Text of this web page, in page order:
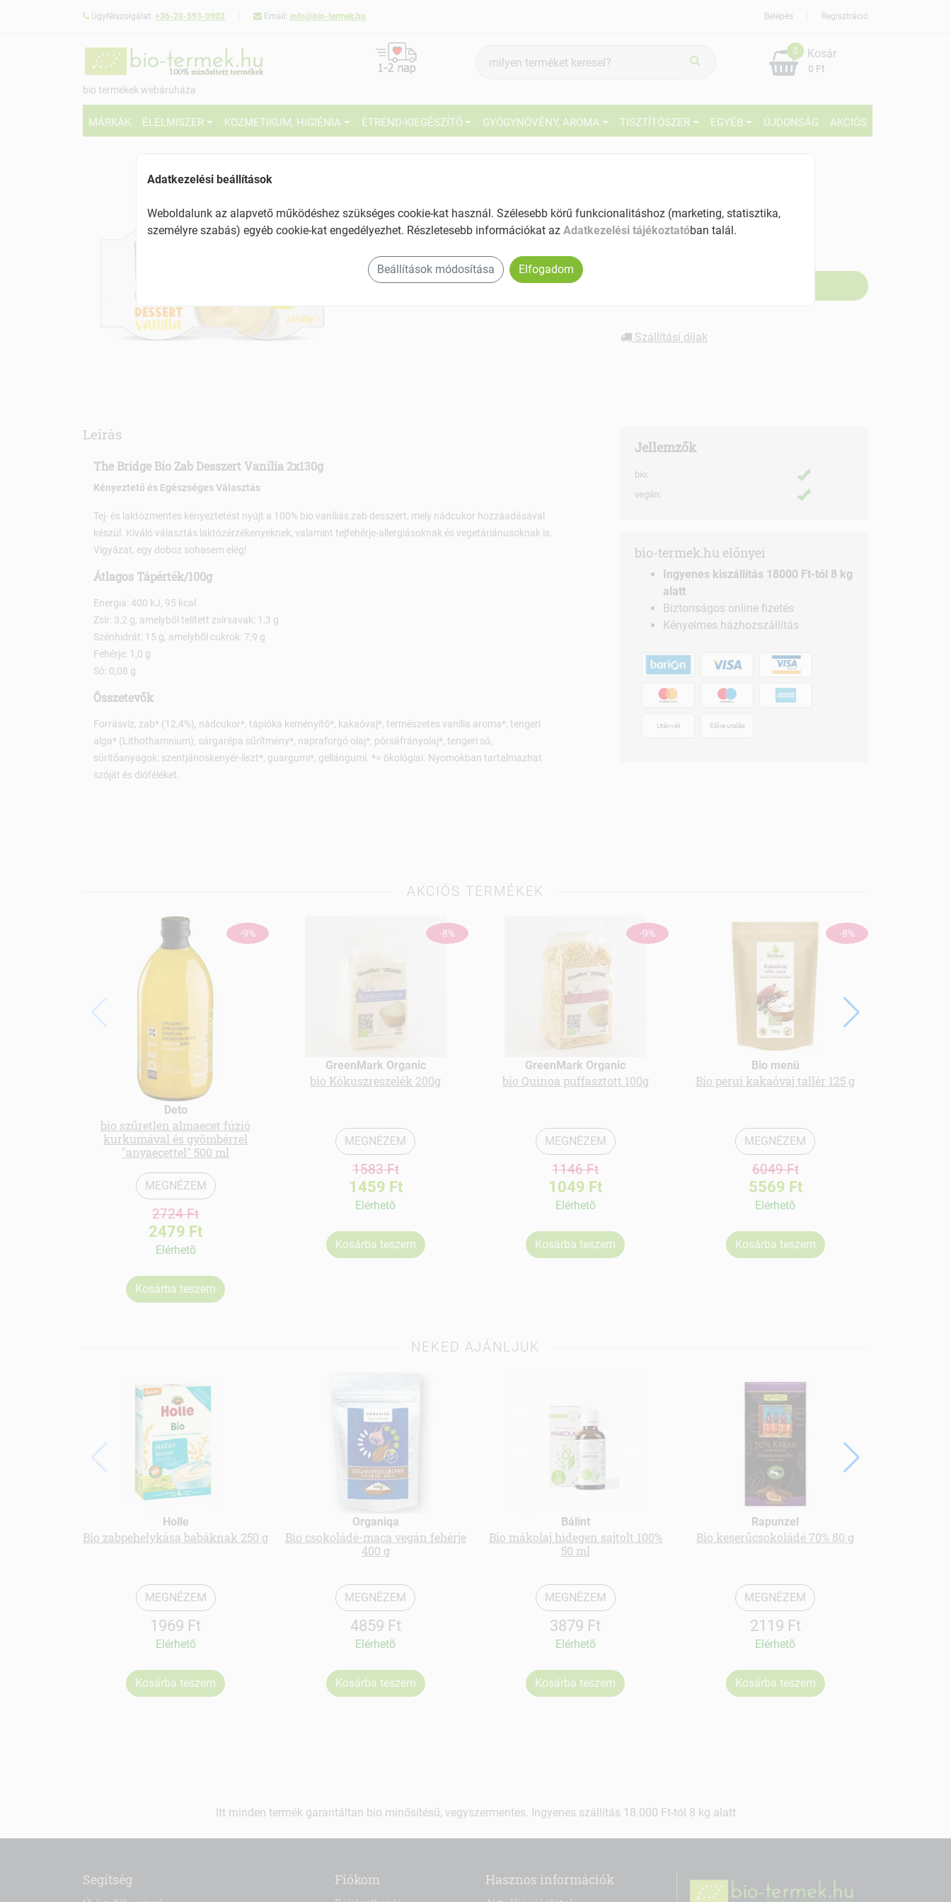
Ügyfélszolgálat: +36-20-593-0902 Email: info@bio-termek.hu Regisztráció
Belépés
bio termékek webáruháza
keresés
0
0 Ft
Kosár
MÁRKÁK ÉLELMISZER KOZMETIKUM, HIGIÉNIA ÉTREND-KIEGÉSZÍTŐ GYÓGYNÖVÉNY, AROMA TISZTÍTÓSZER EGYÉB ÚJDONSÁG AKCIÓS
EAN: 8019428009108
Készletinformáció:
Szállítási díjak
Leírás
The Bridge Bio Zab Desszert Vanília 2x130g
Kényeztető és Egészséges Választás
Tej- és laktózmentes kényeztetést nyújt a 100% bio vaníliás zab desszert, mely nádcukor hozzáadásával
készül. Kiváló választás laktózérzékenyeknek, valamint tejfehérje-allergiásoknak és vegetáriánusoknak is.
Vigyázat, egy doboz sohasem elég!
Átlagos Tápérték/100g
Energia: 400 kJ, 95 kcal
Zsír: 3,2 g, amelyből telített zsírsavak: 1,3 g
Szénhidrát: 15 g, amelyből cukrok: 7,9 g
Fehérje: 1,0 g
Só: 0,08 g
Összetevők
Forrásvíz, zab* (12,4%), nádcukor*, tápióka keményítő*, kakaóvaj*, természetes vanília aroma*, tengeri
alga* (Lithothamnium), sárgarépa sűrítmény*, napraforgó olaj*, pórsáfrányolaj*, tengeri só,
sűrítőanyagok: szentjánoskenyér-liszt*, guargumi*, gellángumi. *= ökológiai. Nyomokban tartalmazhat
szóját és dióféléket.
Jellemzők
bio:
vegán:
bio-termek.hu előnyei
Ingyenes kiszállítás 18000 Ft-tól 8 kg
alatt
Biztonságos online fizetés
Kényelmes házhozszállítás
Utánvét Előre utalás
AKCIÓS TERMÉKEK
-9%
Deto
bio szűretlen almaecet fúzió
kurkumával és gyömbérrel
"anyaecettel" 500 ml
MEGNÉZEM
2724 Ft
2479 Ft
Elérhetõ
Kosárba teszem
-8%
GreenMark Organic
bio Kókuszreszelék 200g
MEGNÉZEM
1583 Ft
1459 Ft
Elérhetõ
Kosárba teszem
-9%
GreenMark Organic
bio Quinoa puffasztott 100g
MEGNÉZEM
1146 Ft
1049 Ft
Elérhetõ
Kosárba teszem
-8%
Bio menü
Bio perui kakaóvaj tallér 125 g
MEGNÉZEM
6049 Ft
5569 Ft
Elérhetõ
Kosárba teszem
NEKED AJÁNLJUK
Holle
Bio zabpehelykása babáknak 250 g
MEGNÉZEM
1969 Ft
Elérhetõ
Kosárba teszem
Organiqa
Bio csokoládé-maca vegán fehérje
400 g
MEGNÉZEM
4859 Ft
Elérhetõ
Kosárba teszem
Bálint
Bio mákolaj hidegen sajtolt 100%
50 ml
MEGNÉZEM
3879 Ft
Elérhetõ
Kosárba teszem
Rapunzel
Bio keserűcsokoládé 70% 80 g
MEGNÉZEM
2119 Ft
Elérhetõ
Kosárba teszem
Itt minden termék garantáltan bio minősítésű, vegyszermentes. Ingyenes szállítás 18.000 Ft-tól 8 kg alatt
Segítség Fiókom Hasznos információk
Adatkezelési beállítások
Weboldalunk az alapvető működéshez szükséges cookie-kat használ. Szélesebb körű funkcionalitáshoz (marketing, statisztika,
személyre szabás) egyéb cookie-kat engedélyezhet. Részletesebb információkat az Adatkezelési tájékoztatóban talál.
Beállítások módosítása Elfogadom